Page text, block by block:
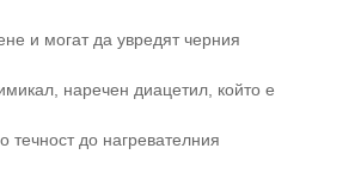
и могат да увредят черния
наречен диацетил, който е
течност до нагревателния